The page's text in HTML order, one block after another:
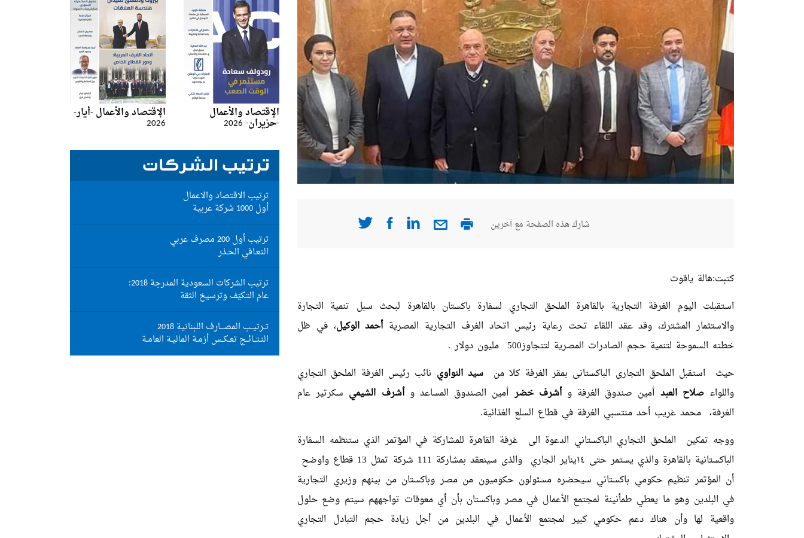
شارك هذه الصفحة مع آخرين
كتبت:هالة ياقوت
استقبلت اليوم الغرفة التجارية بالقاهرة الملحق التجاري لسفارة باكستان بالقاهرة لبحث سبل تنمية التجارة
والاستثمار المشترك، وقد عقد اللقاء تحت رعاية رئيس اتحاد الغرف التجارية المصريةأحمد الوكيل، في ظل
خطته السموحة لتنمية حجم الصادرات المصرية لتتجاوز500 مليون دولار .
حيث استقبل الملحق التجارى الباكستانى بمقر الغرفة كلا من سيد النواوي نائب رئيس الغرفة الملحق التجاري
واللواءصلاح العبد أمين صندوق الغرفة وأشرف خضرأمين الصندوق المساعد وأشرف الشيمي سكرتير عام
الغرفة، محمد غريب أحد منتسبي الغرفة في قطاع السلع الغذائية.
ووجه تمكين الملحق التجاري الباكستاني الدعوة الى غرفة القاهرة للمشاركة في المؤتمر الذي ستنظمه السفارة
الباكستانية بالقاهرة والذي يستمر حتى ١٤يناير الجاري والذى سينعقد بمشاركة 111 شركة تمثل 13 قطاع واوضح
أن المؤتمر تنظيم حكومي باكستاني سيحضره مسئولون حكوميون من مصر وباكستان من بينهم وزيري التجارية
في البلدين وهو ما يعطي طمأنينة لمجتمع الأعمال في مصر وباكستان بأن أي معوقات تواجههم سيتم وضع حلول
واقعية لها وأن هناك دعم حكومي كبير لمجتمع الأعمال في البلدين من أجل زيادة حجم التبادل التجاري
الإقتصاد والأعمال
-حزيران- 2026
الإقتصاد والأعمال -أيار-
2026
ترتيب الشركات
ترتيب الاقتصاد والاعمال
أول 1000 شركة عربية
ترتيب أول 200 مصرف عربي
التعـافي الحـذر
ترتيب الشركات السعودية المدرجة 2018:
عام التكيّف وترسيخ الثقة
تــرتيــب المصـــارف اللبنانية 2018
النـتــائــج تعـكــس أزمـة الماليـة العامـة